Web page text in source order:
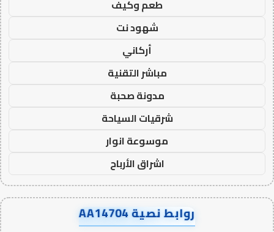
طعم وكيف
شهود نت
أركاني
مباشر التقنية
مدونة صحبة
شرقيات السياحة
موسوعة انوار
اشراق الأرباح
روابط نصية AA14704